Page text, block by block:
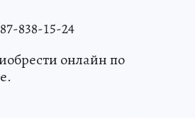
838-15-24
онлайн по